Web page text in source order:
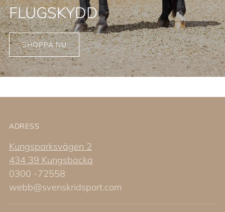
FLUGSKYDD
SHOPPA NU
ADRESS
Kungsparksvägen 2
434 39 Kungsbacka
0300 -72558
webb@svenskridsport.com